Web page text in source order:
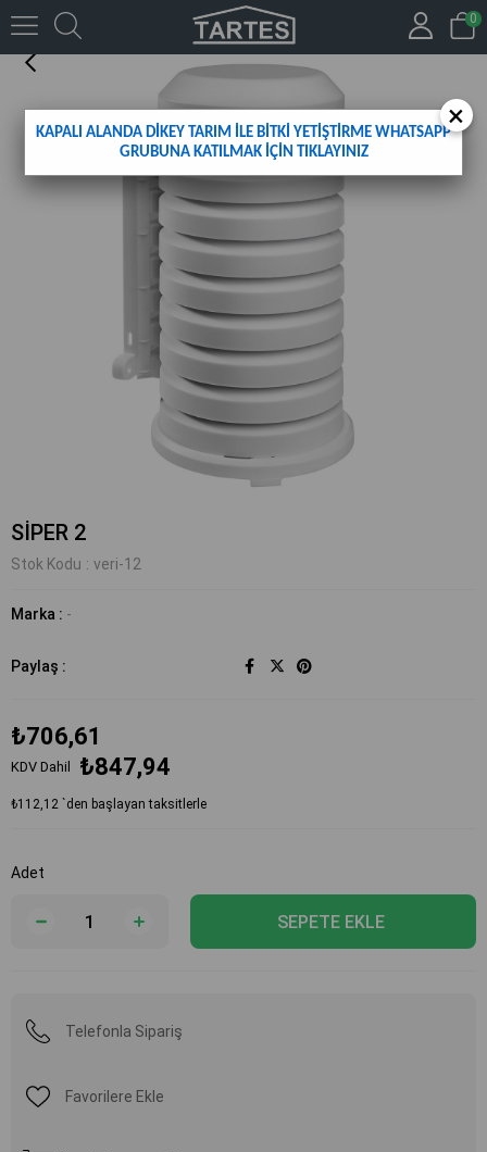
0
SİPER 2
Stok Kodu veri-12
Marka : -
Paylaş :
₺706,61
KDV Dahil ₺847,94
₺112,12 `den başlayan taksitlerle
Adet
Telefonla Sipariş
Favorilere Ekle
×
KAPALI ALANDA DİKEY TARIM İLE BİTKİ YETİŞTİRME WHATSAPP
GRUBUNA KATILMAK İÇİN TIKLAYINIZ